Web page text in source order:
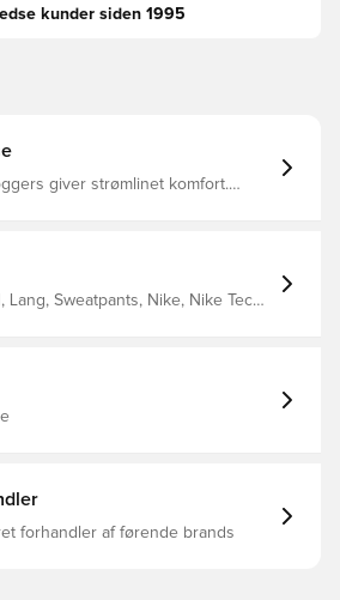
kunder siden 1995
giver strømlinet komfort.
Lang, Sweatpants, Nike, Nike Tech
Recycled Fibers Or At Least 10%
Kvinder, Grå
forhandler af førende brands